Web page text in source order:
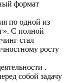
формат
по одной из
С полной
стал
росту
.
собой задачу